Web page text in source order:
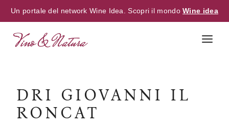
Un portale del network Wine Idea. Scopri il mondoWine idea
DRI GIOVANNI IL
RONCAT